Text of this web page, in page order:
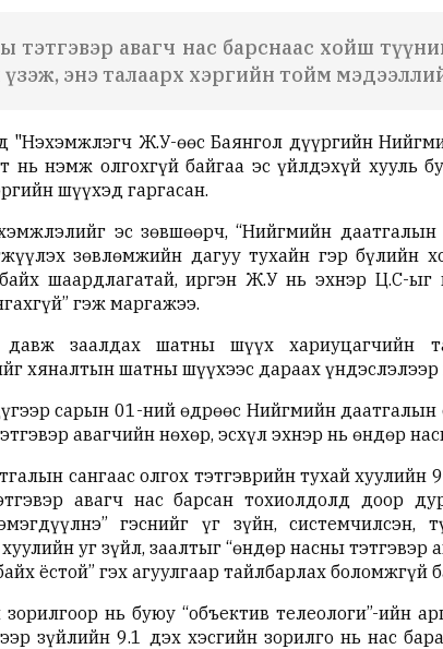
тэтгэвэр авагч нас барснаас хойш
энэ талаарх хэргийн тойм
"Нэхэмжлэгч Ж.У-өөс Баянгол дүүргийн
нь нэмж олгохгүй байгаа эс үйлдэхүй хууль
шүүхэд гаргасан.
эс зөвшөөрч, “Нийгмийн
зөвлөмжийн дагуу тухайн гэр бүлийн
байх шаардлагатай, иргэн Ж.У нь эхнэр Ц.С-
гэж маргажээ.
заалдах шатны шүүх хариуцагчийн
хяналтын шатны шүүхээс дараах
сарын 01-ний өдрөөс Нийгмийн даатгалын
авагчийн нөхөр, эсхүл эхнэр нь өндөр
сангаас олгох тэтгэврийн тухай хуулийн
авагч нас барсан тохиолдолд доор
гэснийг үг зүйн, системчилсэн,
уг зүйл, заалтыг “өндөр насны
ёстой” гэх агуулгаар тайлбарлах боломжгүй
нь буюу “объектив телеологи”-ийн
зүйлийн 9.1 дэх хэсгийн зорилго нь нас